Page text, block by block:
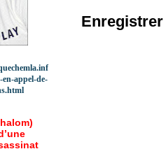
en-appel-de-